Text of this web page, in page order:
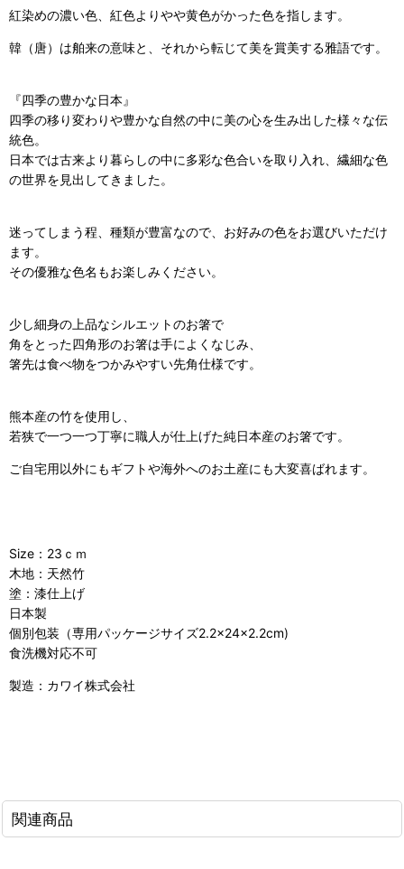
紅染めの濃い色、紅色よりやや黄色がかった色を指します。
韓（唐）は舶来の意味と、それから転じて美を賞美する雅語です。
『四季の豊かな日本』
四季の移り変わりや豊かな自然の中に美の心を生み出した様々な伝
統色。
日本では古来より暮らしの中に多彩な色合いを取り入れ、繊細な色
の世界を見出してきました。
迷ってしまう程、種類が豊富なので、お好みの色をお選びいただけ
ます。
その優雅な色名もお楽しみください。
少し細身の上品なシルエットのお箸で
角をとった四角形のお箸は手によくなじみ、
箸先は食べ物をつかみやすい先角仕様です。
熊本産の竹を使用し、
若狭で一つ一つ丁寧に職人が仕上げた純日本産のお箸です。
ご自宅用以外にもギフトや海外へのお土産にも大変喜ばれます。
Size：23ｃｍ
木地：天然竹
塗：漆仕上げ
日本製
個別包装（専用パッケージサイズ2.2×24×2.2cm)
食洗機対応不可
製造：カワイ株式会社
関連商品